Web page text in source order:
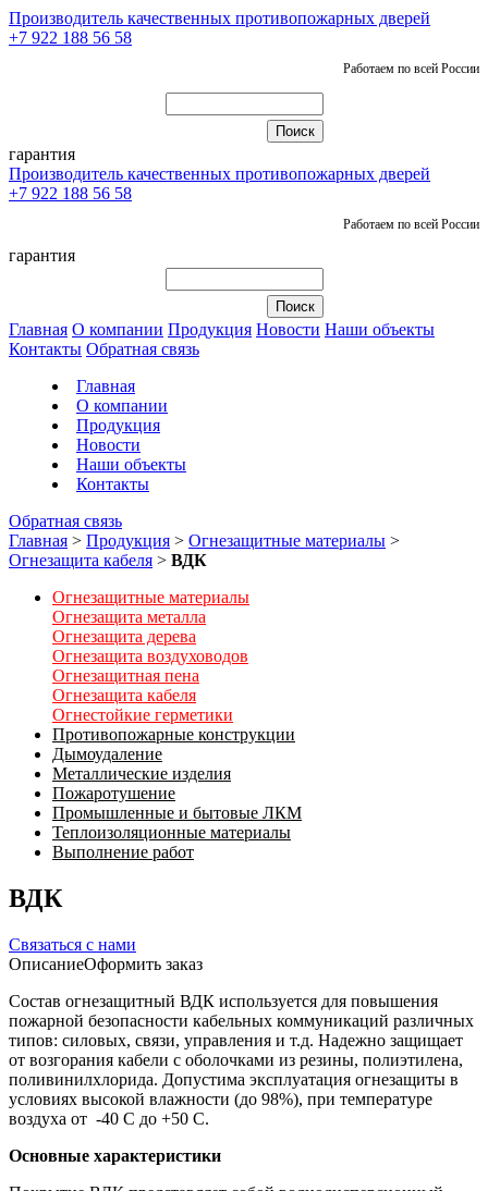
Производитель качественных противопожарных дверей
+7 922 188 56 58
Работаем по всей России
гарантия
Производитель качественных противопожарных дверей
+7 922 188 56 58
Работаем по всей России
гарантия
Главная О компании Продукция Новости Наши объекты
Контакты Обратная связь
Главная
О компании
Продукция
Новости
Наши объекты
Контакты
Обратная связь
Главная > Продукция > Огнезащитные материалы >
Огнезащита кабеля > ВДК
Огнезащитные материалы
Огнезащита металла
Огнезащита дерева
Огнезащита воздуховодов
Огнезащитная пена
Огнезащита кабеля
Огнестойкие герметики
Противопожарные конструкции
Дымоудаление
Металлические изделия
Пожаротушение
Промышленные и бытовые ЛКМ
Теплоизоляционные материалы
Выполнение работ
ВДК
Связаться с нами
ОписаниеОформить заказ
Состав огнезащитный ВДК используется для повышения
пожарной безопасности кабельных коммуникаций различных
типов: силовых, связи, управления и т.д. Надежно защищает
от возгорания кабели с оболочками из резины, полиэтилена,
поливинилхлорида. Допустима эксплуатация огнезащиты в
условиях высокой влажности (до 98%), при температуре
воздуха от -40 С до +50 С.
Основные характеристики